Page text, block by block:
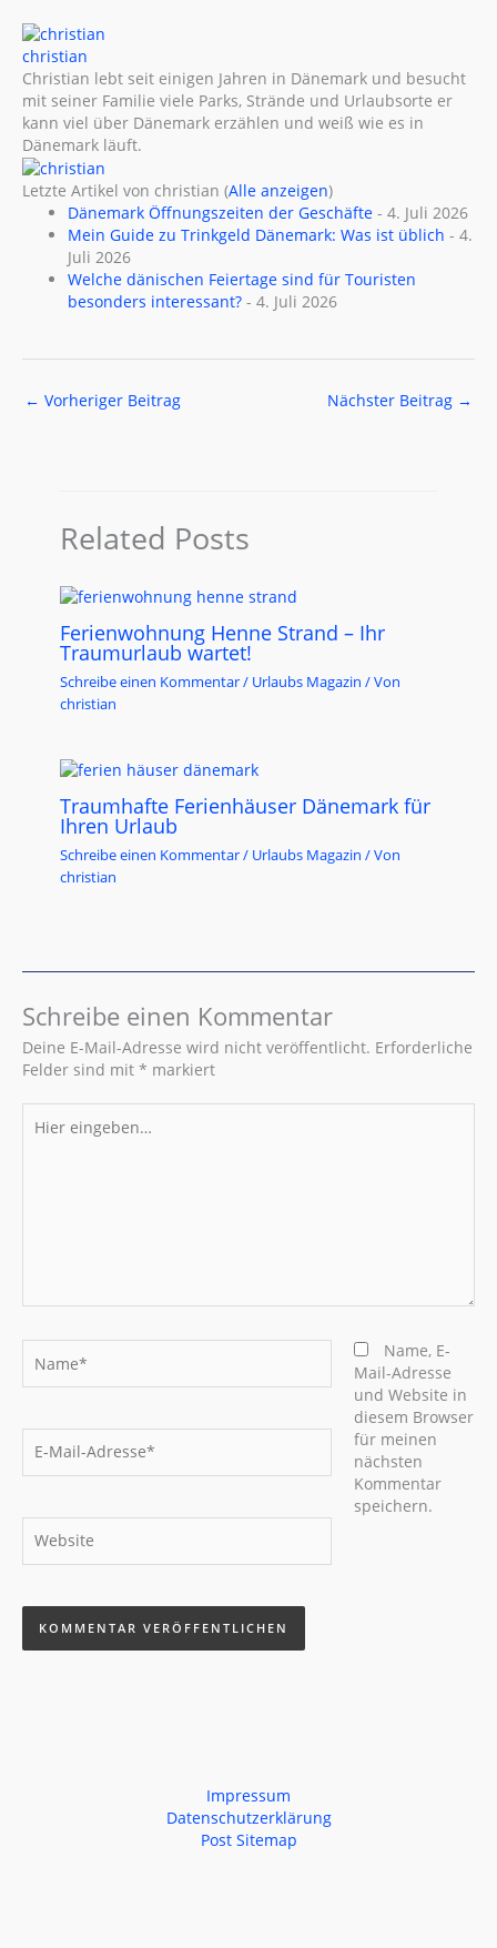
christian
Christian lebt seit einigen Jahren in Dänemark und besucht
mit seiner Familie viele Parks, Strände und Urlaubsorte er
kann viel über Dänemark erzählen und weiß wie es in
Dänemark läuft.
Letzte Artikel von christian (Alle anzeigen)
Dänemark Öffnungszeiten der Geschäfte - 4. Juli 2026
Mein Guide zu Trinkgeld Dänemark: Was ist üblich - 4.
Juli 2026
Welche dänischen Feiertage sind für Touristen
besonders interessant? - 4. Juli 2026
← Vorheriger Beitrag Nächster Beitrag →
Related Posts
Ferienwohnung Henne Strand – Ihr
Traumurlaub wartet!
Schreibe einen Kommentar/ Urlaubs Magazin / Von
christian
Traumhafte Ferienhäuser Dänemark für
Ihren Urlaub
Schreibe einen Kommentar/ Urlaubs Magazin / Von
christian
Schreibe einen Kommentar
Deine E-Mail-Adresse wird nicht veröffentlicht. Erforderliche
Felder sind mit * markiert
eingeben…
Mail-
Adresse*
Name, E-
Mail-Adresse
und Website in
diesem Browser
für meinen
nächsten
Kommentar
speichern.
Impressum
Datenschutzerklärung
Post Sitemap